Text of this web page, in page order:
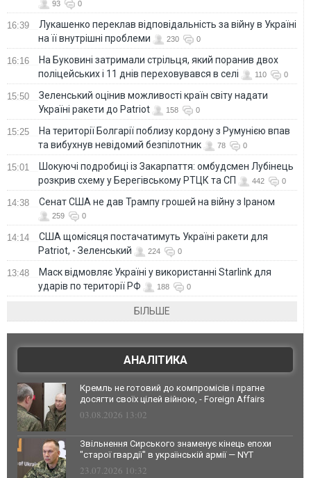
93 0
16:39
Лукашенко переклав відповідальність за війну в Україні
на її внутрішні проблеми
230 0
16:16
На Буковині затримали стрільця, який поранив двох
поліцейських і 11 днів переховувався в селі
110 0
15:50
Зеленський оцінив можливості країн світу надати
Україні ракети до Patriot
158 0
15:25
На території Болгарії поблизу кордону з Румунією впав
та вибухнув невідомий безпілотник
78 0
15:01
Шокуючі подробиці із Закарпаття: омбудсмен Лубінець
розкрив схему у Берегівському РТЦК та СП
442 0
14:38 Сенат США не дав Трампу грошей на війну з Іраном
259 0
14:14
США щомісяця постачатимуть Україні ракети для
Patriot, - Зеленський
224 0
13:48
Маск відмовляє Україні у використанні Starlink для
ударів по території РФ
188 0
БІЛЬШЕ
АНАЛІТИКА
Кремль не готовий до компромісів і прагне
досягти своїх цілей війною, - Foreign Affairs
03.08.2026 13:02
Звільнення Сирського знаменує кінець епохи
"старої гвардії" в українській армії — NYT
23.07.2026 10:32